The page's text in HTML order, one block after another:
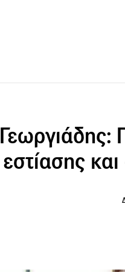
Γεωργιάδης:
εστίασης και